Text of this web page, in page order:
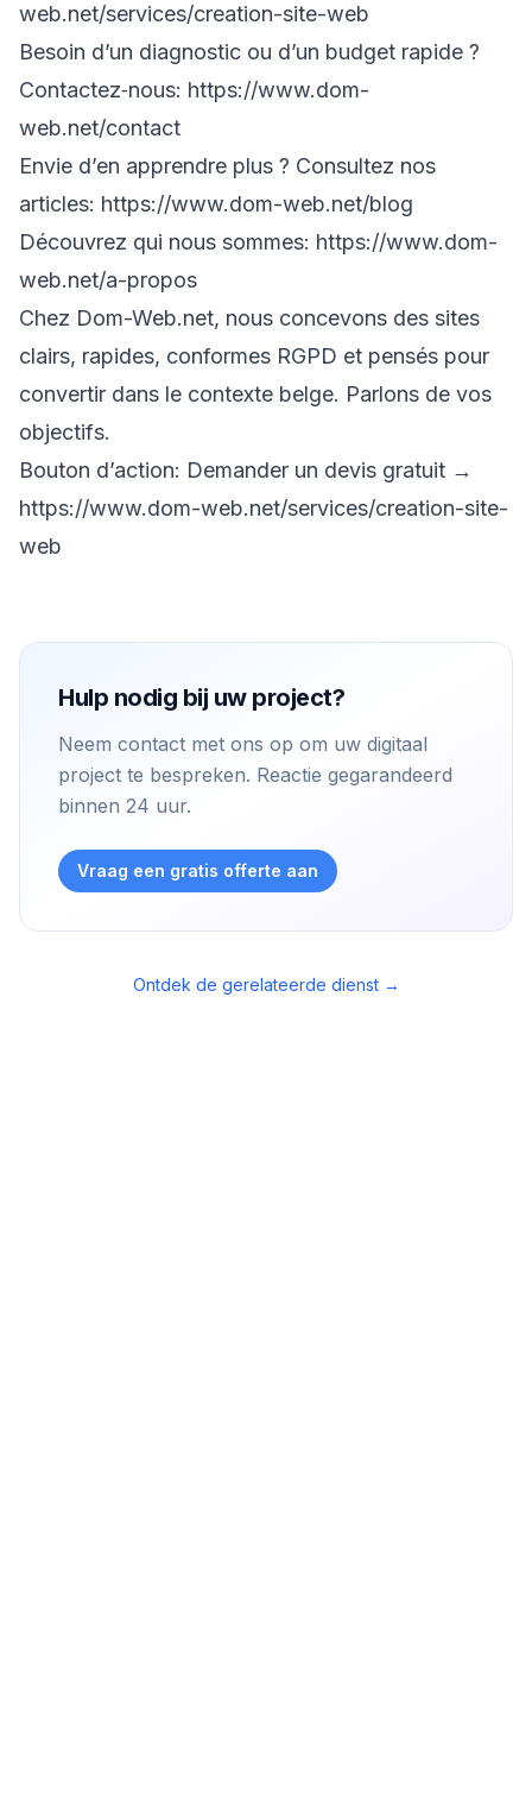
web.net/services/creation-site-web
Besoin d’un diagnostic ou d’un budget rapide ?
Contactez‑nous: https://www.dom-
web.net/contact
Envie d’en apprendre plus ? Consultez nos
articles: https://www.dom-web.net/blog
Découvrez qui nous sommes: https://www.dom-
web.net/a-propos
Chez Dom-Web.net, nous concevons des sites
clairs, rapides, conformes RGPD et pensés pour
convertir dans le contexte belge. Parlons de vos
objectifs.
Bouton d’action: Demander un devis gratuit →
https://www.dom-web.net/services/creation-site-
web
Hulp nodig bij uw project?
Neem contact met ons op om uw digitaal
project te bespreken. Reactie gegarandeerd
binnen 24 uur.
Vraag een gratis offerte aan
Ontdek de gerelateerde dienst→